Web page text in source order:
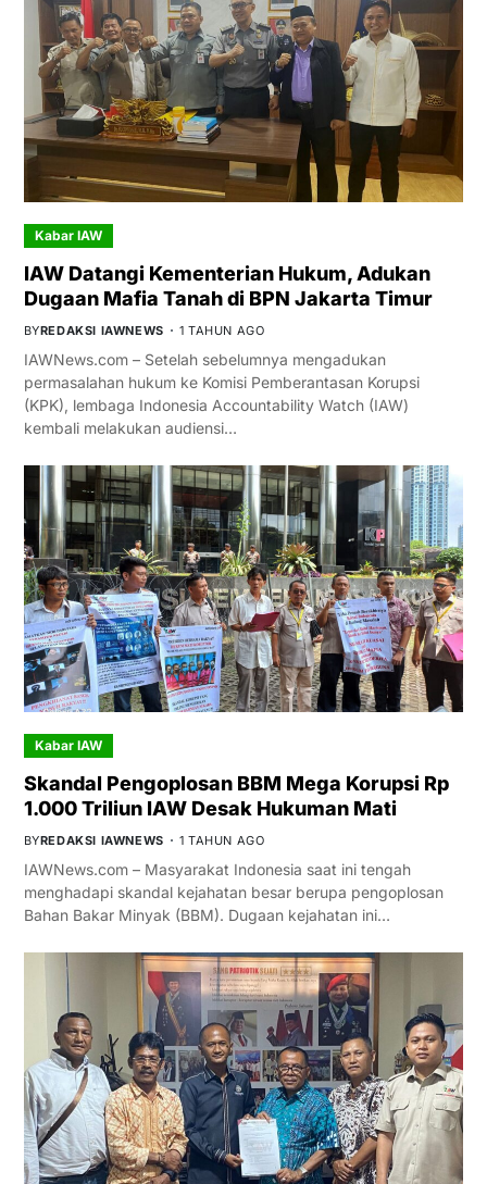
Kabar IAW
IAW Datangi Kementerian Hukum, Adukan
Dugaan Mafia Tanah di BPN Jakarta Timur
BYREDAKSI IAWNEWS 1 TAHUN AGO
IAWNews.com – Setelah sebelumnya mengadukan
permasalahan hukum ke Komisi Pemberantasan Korupsi
(KPK), lembaga Indonesia Accountability Watch (IAW)
kembali melakukan audiensi…
Kabar IAW
Skandal Pengoplosan BBM Mega Korupsi Rp
1.000 Triliun IAW Desak Hukuman Mati
BYREDAKSI IAWNEWS 1 TAHUN AGO
IAWNews.com – Masyarakat Indonesia saat ini tengah
menghadapi skandal kejahatan besar berupa pengoplosan
Bahan Bakar Minyak (BBM). Dugaan kejahatan ini…